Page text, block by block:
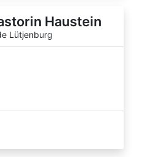
Haustein
Lütjenburg